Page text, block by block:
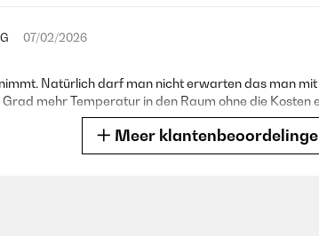
07/02/2026
Natürlich darf man nicht erwarten das man
mehr Temperatur in den Raum ohne die Kosten
Meer